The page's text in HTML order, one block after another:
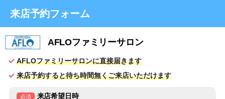
来店予約フォーム
AFLOファミリーサロン
AFLOファミリーサロンに直接届きます
来店予約すると待ち時間無くご来店いただけます
必須 来店希望日時